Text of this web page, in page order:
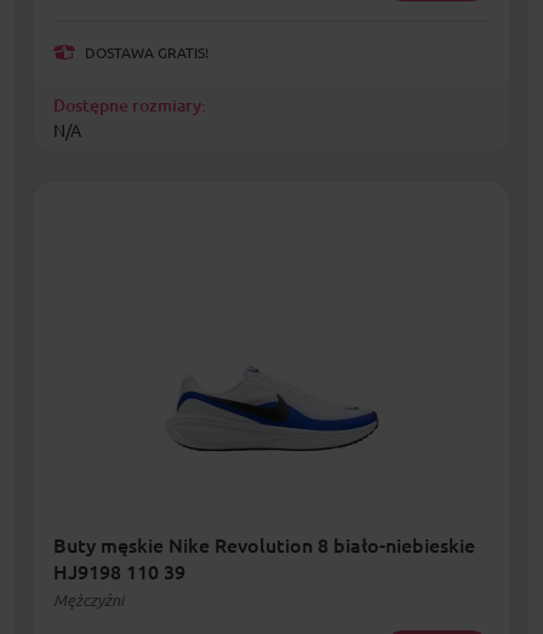
DOSTAWA GRATIS!
Dostępne rozmiary:
N/A
Buty męskie Nike Revolution 8 biało-niebieskie
HJ9198 110 39
Mężczyźni